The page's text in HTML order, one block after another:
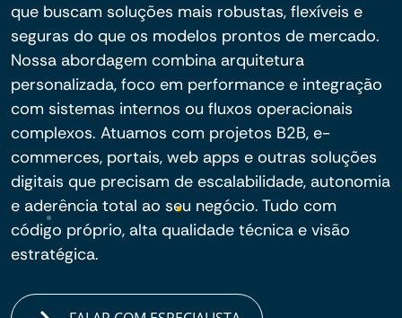
que buscam soluções mais robustas, flexíveis e
seguras do que os modelos prontos de mercado.
Nossa abordagem combina arquitetura
personalizada, foco em performance e integração
com sistemas internos ou fluxos operacionais
complexos. Atuamos com projetos B2B, e-
commerces, portais, web apps e outras soluções
digitais que precisam de escalabilidade, autonomia
e aderência total ao seu negócio. Tudo com
código próprio, alta qualidade técnica e visão
estratégica.